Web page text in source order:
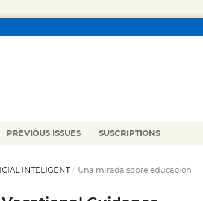
PREVIOUS ISSUES SUSCRIPTIONS
INTELIGENT / Una mirada sobre educación